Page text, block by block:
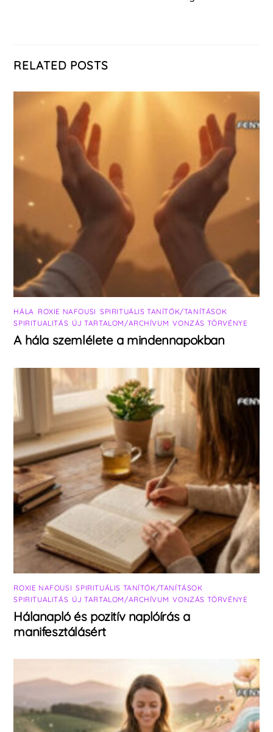
RELATED POSTS
HÁLA ROXIE NAFOUSI SPIRITUÁLIS TANÍTÓK/TANÍTÁSOK
SPIRITUALITÁS ÚJ TARTALOM/ARCHÍVUM ,VONZÁS TÖRVÉNYE
A hála szemlélete a mindennapokban
ROXIE NAFOUSI ,SPIRITUÁLIS TANÍTÓK/TANÍTÁSOK
SPIRITUALITÁS ÚJ TARTALOM/ARCHÍVUM ,VONZÁS TÖRVÉNYE
Hálanapló és pozitív naplóírás a
manifesztálásért